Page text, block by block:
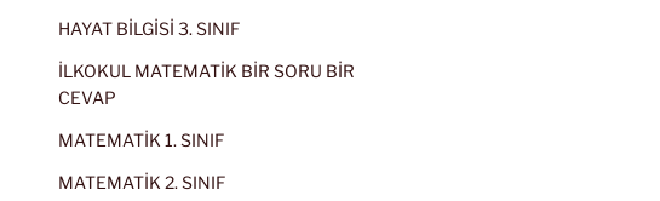
HAYAT BİLGİSİ 3. SINIF
İLKOKUL MATEMATİK BİR SORU BİR
CEVAP
MATEMATİK 1. SINIF
MATEMATİK 2. SINIF